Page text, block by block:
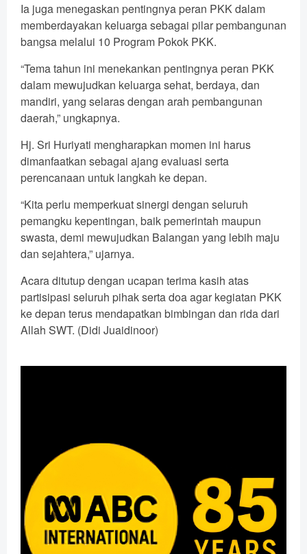
Ia juga menegaskan pentingnya peran PKK dalam
memberdayakan keluarga sebagai pilar pembangunan
bangsa melalui 10 Program Pokok PKK.
“Tema tahun ini menekankan pentingnya peran PKK
dalam mewujudkan keluarga sehat, berdaya, dan
mandiri, yang selaras dengan arah pembangunan
daerah,” ungkapnya.
Hj. Sri Huriyati mengharapkan momen ini harus
dimanfaatkan sebagai ajang evaluasi serta
perencanaan untuk langkah ke depan.
“Kita perlu memperkuat sinergi dengan seluruh
pemangku kepentingan, baik pemerintah maupun
swasta, demi mewujudkan Balangan yang lebih maju
dan sejahtera,” ujarnya.
Acara ditutup dengan ucapan terima kasih atas
partisipasi seluruh pihak serta doa agar kegiatan PKK
ke depan terus mendapatkan bimbingan dan rida dari
Allah SWT. (Didi Juaidinoor)